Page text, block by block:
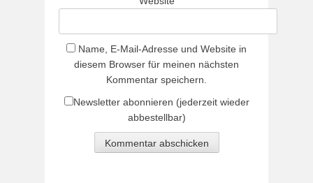
Name, E-Mail-Adresse und Website in
diesem Browser für meinen nächsten
Kommentar speichern.
Newsletter abonnieren (jederzeit wieder
abbestellbar)